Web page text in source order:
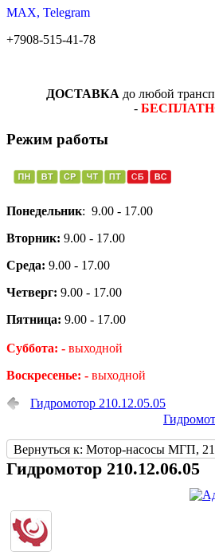
MAX, Telegram
+7908-515-41-78
ДОСТАВКА до любой
-
Режим работы
Понедельник: 9.00 - 17.00
Вторник: 9.00 - 17.00
Среда: 9.00 - 17.00
Четверг: 9.00 - 17.00
Пятница: 9.00 - 17.00
Суббота: - выходной
Воскресенье: - выходной
Гидромотор 210.12.05.05
Вернуться к: Мотор-насосы МГП,
Гидромотор 210.12.06.05